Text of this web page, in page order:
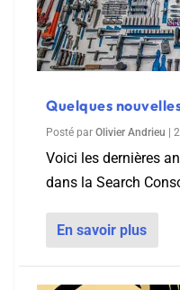
Quelques
Posté par Olivier Andrieu
Voici les dernières
dans la Search
En savoir plus